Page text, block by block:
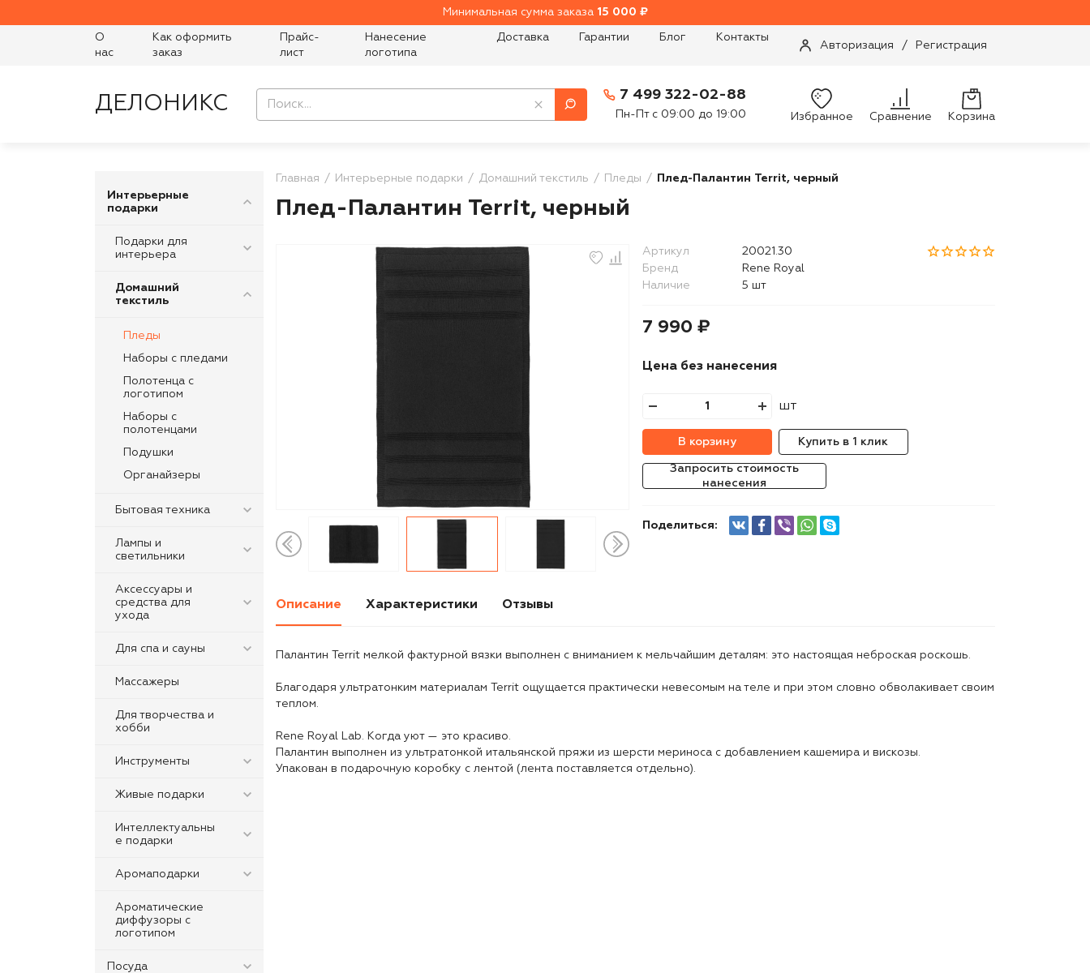
Минимальная сумма заказа 15 000 ₽
О
нас
Как оформить
заказ
Прайс-
лист
Нанесение
логотипа
Доставка Гарантии Блог Контакты
Авторизация / Регистрация
ДЕЛОНИКС 7 499 322-02-88
Пн-Пт с 09:00 до 19:00 Избранное Сравнение Корзина
Интерьерные
подарки
Подарки для
интерьера
Домашний
текстиль
Пледы
Наборы с пледами
Полотенца с
логотипом
Наборы с
полотенцами
Подушки
Органайзеры
Бытовая техника
Лампы и
светильники
Аксессуары и
средства для
ухода
Для спа и сауны
Массажеры
Для творчества и
хобби
Инструменты
Живые подарки
Интеллектуальны
е подарки
Аромаподарки
Ароматические
диффузоры с
логотипом
Посуда
Главная Интерьерные подарки Домашний текстиль Пледы Плед-Палантин Territ, черный
Плед-Палантин Territ, черный
Артикул
20021.30
Бренд
Rene Royal
Наличие
5 шт
7 990 ₽
Цена без нанесения
шт
В корзину Купить в 1 клик
Запросить стоимость
нанесения
Поделиться:
Описание Характеристики Отзывы
Палантин Territ мелкой фактурной вязки выполнен с вниманием к мельчайшим деталям: это настоящая неброская роскошь.
Благодаря ультратонким материалам Territ ощущается практически невесомым на теле и при этом словно обволакивает своим
теплом.
Rene Royal Lab. Когда уют — это красиво.
Палантин выполнен из ультратонкой итальянской пряжи из шерсти мериноса с добавлением кашемира и вискозы.
Упакован в подарочную коробку с лентой (лента поставляется отдельно).